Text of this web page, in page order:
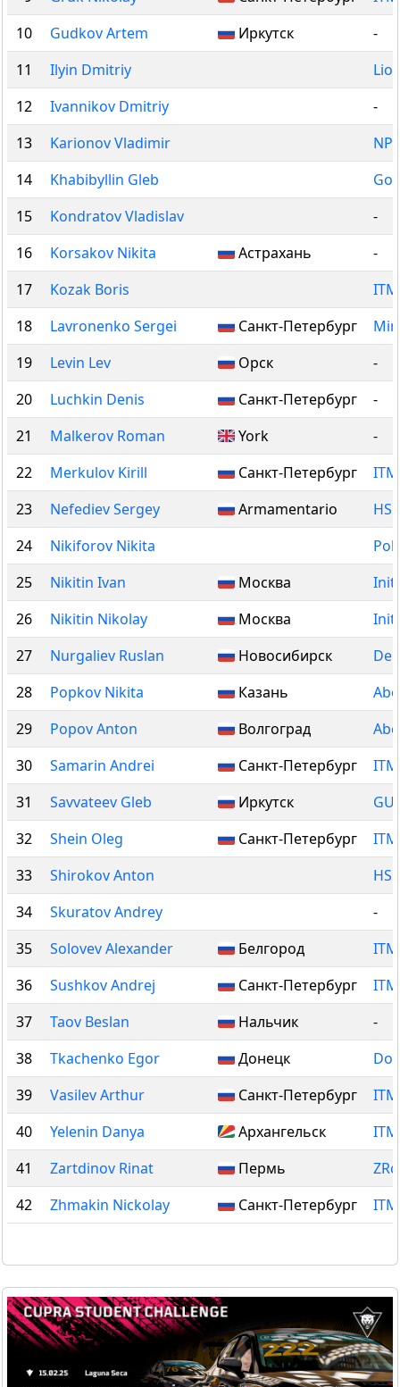
10
Gudkov Artem Иркутск
-
11
Ilyin Dmitriy
12
Ivannikov Dmitriy
-
13
Karionov Vladimir
NPI
14
Khabibyllin Gleb
15
Kondratov Vladislav
-
16
Korsakov Nikita Астрахань
-
17
Kozak Boris
18
Lavronenko Sergei Санкт-Петербург
19
Levin Lev Орск
-
20
Luchkin Denis Санкт-Петербург
-
21
Malkerov Roman York
-
22
Merkulov Kirill Санкт-Петербург
23
Nefediev Sergey Armamentario
24
Nikiforov Nikita
25
Nikitin Ivan Москва
26
Nikitin Nikolay Москва
27
Nurgaliev Ruslan Новосибирск
28
Popkov Nikita Казань
29
Popov Anton Волгоград
30
Samarin Andrei Санкт-Петербург
31
Savvateev Gleb Иркутск
32
Shein Oleg Санкт-Петербург
33
Shirokov Anton
34
Skuratov Andrey
-
35
Solovev Alexander Белгород
36
Sushkov Andrej Санкт-Петербург
37
Taov Beslan Нальчик
-
38
Tkachenko Egor Донецк
39
Vasilev Arthur Санкт-Петербург
40
Yelenin Danya Архангельск
41
Zartdinov Rinat Пермь
42
Zhmakin Nickolay Санкт-Петербург